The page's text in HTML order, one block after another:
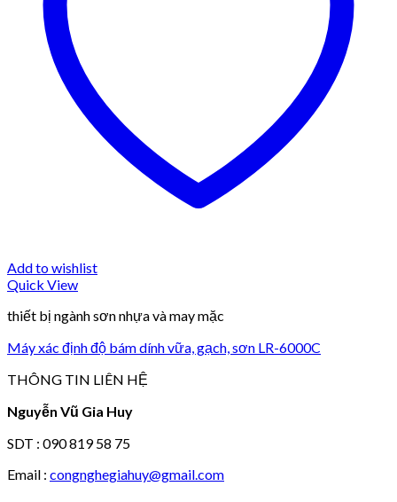
Add to wishlist
Quick View
thiết bị ngành sơn nhựa và may mặc
Máy xác định độ bám dính vữa, gạch, sơn LR-6000C
THÔNG TIN LIÊN HỆ
Nguyễn Vũ Gia Huy
SDT : 090 819 58 75
Email : congnghegiahuy@gmail.com